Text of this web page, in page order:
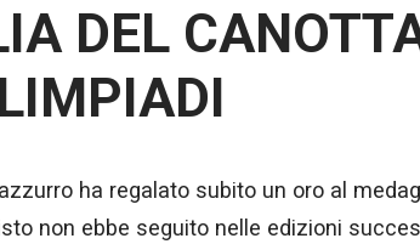
DEL
ha regalato subito un oro al
non ebbe seguito nelle edizioni